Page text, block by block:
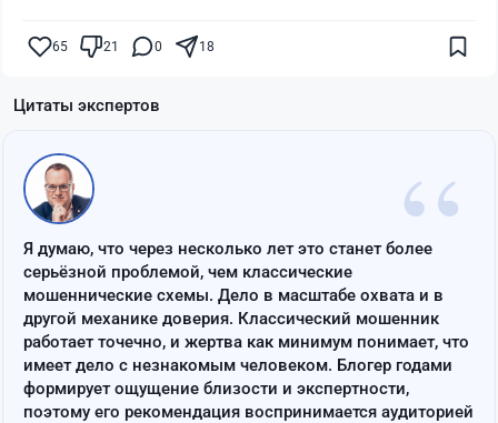
65 21 0 18
Цитаты экспертов
“
Я думаю, что через несколько лет это станет более
серьёзной проблемой, чем классические
мошеннические схемы. Дело в масштабе охвата и в
другой механике доверия. Классический мошенник
работает точечно, и жертва как минимум понимает, что
имеет дело с незнакомым человеком. Блогер годами
формирует ощущение близости и экспертности,
поэтому его рекомендация воспринимается аудиторией